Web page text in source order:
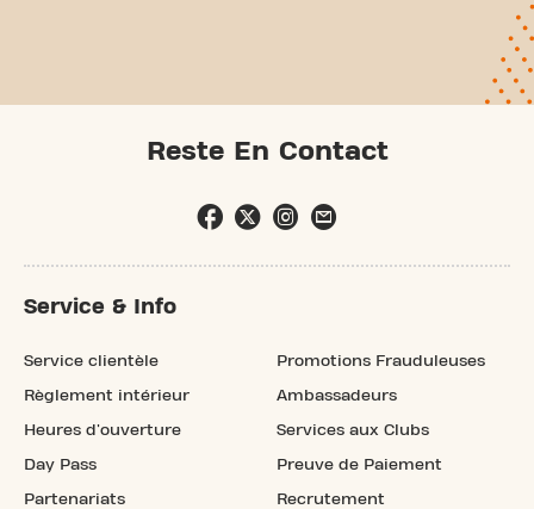
Reste En Contact
Service & Info
Service clientèle
Règlement intérieur
Heures d'ouverture
Day Pass
Partenariats
Promotions Frauduleuses
Ambassadeurs
Services aux Clubs
Preuve de Paiement
Recrutement